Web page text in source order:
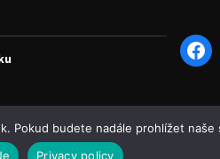
Pokud budete nadále prohlížet
Privacy policy